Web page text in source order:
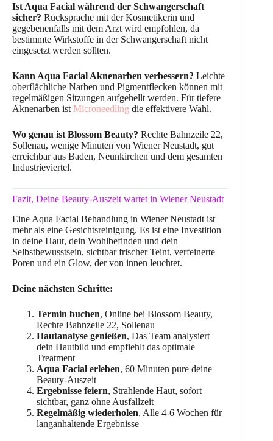
Ist Aqua Facial während der Schwangerschaft
sicher? Rücksprache mit der Kosmetikerin und
gegebenenfalls mit dem Arzt wird empfohlen, da
bestimmte Wirkstoffe in der Schwangerschaft nicht
eingesetzt werden sollten.
Kann Aqua Facial Aknenarben verbessern? Leichte
oberflächliche Narben und Pigmentflecken können mit
regelmäßigen Sitzungen aufgehellt werden. Für tiefere
Aknenarben ist Microneedling die effektivere Wahl.
Wo genau ist Blossom Beauty? Rechte Bahnzeile 22,
Sollenau, wenige Minuten von Wiener Neustadt, gut
erreichbar aus Baden, Neunkirchen und dem gesamten
Industrieviertel.
Fazit, Deine Beauty-Auszeit wartet in Wiener Neustadt
Eine Aqua Facial Behandlung in Wiener Neustadt ist
mehr als eine Gesichtsreinigung. Es ist eine Investition
in deine Haut, dein Wohlbefinden und dein
Selbstbewusstsein, sichtbar frischer Teint, verfeinerte
Poren und ein Glow, der von innen leuchtet.
Deine nächsten Schritte:
Termin buchen, Online bei Blossom Beauty,
Rechte Bahnzeile 22, Sollenau
Hautanalyse genießen, Das Team analysiert
dein Hautbild und empfiehlt das optimale
Treatment
Aqua Facial erleben, 60 Minuten pure deine
Beauty-Auszeit
Ergebnisse feiern, Strahlende Haut, sofort
sichtbar, ganz ohne Ausfallzeit
Regelmäßig wiederholen, Alle 4-6 Wochen für
langanhaltende Ergebnisse